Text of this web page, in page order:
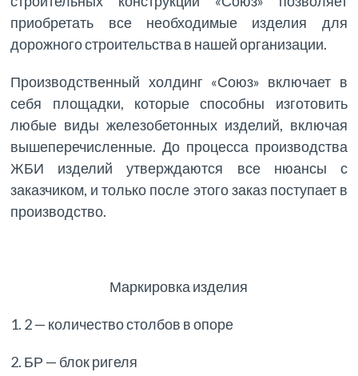
приобретать все необходимые изделия для
дорожного строительства в нашей организации.
Производственный холдинг «Союз» включает в
себя площадки, которые способны изготовить
любые виды железобетонных изделий, включая
вышеперечисленные. До процесса производства
ЖБИ изделий утверждаются все нюансы с
заказчиком, и только после этого заказ поступает в
производство.
Маркировка изделия
1. 2 — количество столбов в опоре
2. БР — блок ригеля